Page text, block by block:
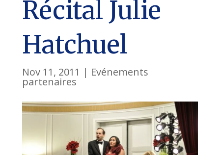
Récital Julie
Hatchuel
Nov 11, 2011 | Evénements
partenaires